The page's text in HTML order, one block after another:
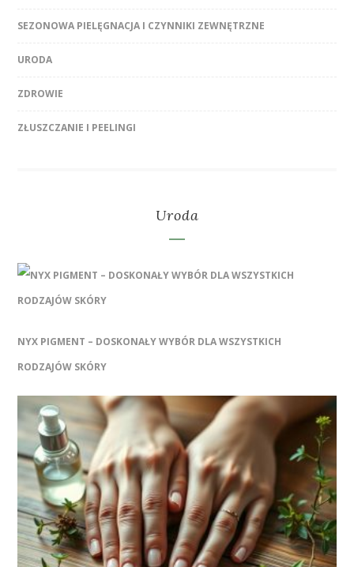
SEZONOWA PIELĘGNACJA I CZYNNIKI ZEWNĘTRZNE
URODA
ZDROWIE
ZŁUSZCZANIE I PEELINGI
Uroda
NYX PIGMENT – DOSKONAŁY WYBÓR DLA WSZYSTKICH
RODZAJÓW SKÓRY